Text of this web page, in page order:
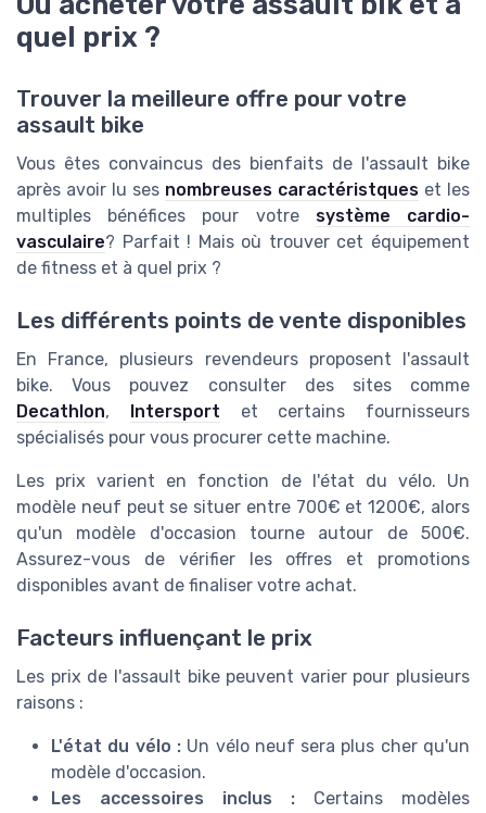
quel prix ?
Trouver la meilleure offre pour votre
assault bike
Vous êtes convaincus des bienfaits de l'assault bike
après avoir lu ses nombreuses caractéristques et les
multiples bénéfices pour votre système cardio-
vasculaire? Parfait ! Mais où trouver cet équipement
de fitness et à quel prix ?
Les différents points de vente disponibles
En France, plusieurs revendeurs proposent l'assault
bike. Vous pouvez consulter des sites comme
Decathlon, Intersport et certains fournisseurs
spécialisés pour vous procurer cette machine.
Les prix varient en fonction de l'état du vélo. Un
modèle neuf peut se situer entre 700€ et 1200€, alors
qu'un modèle d'occasion tourne autour de 500€.
Assurez-vous de vérifier les offres et promotions
disponibles avant de finaliser votre achat.
Facteurs influençant le prix
Les prix de l'assault bike peuvent varier pour plusieurs
raisons :
L'état du vélo :Un vélo neuf sera plus cher qu'un
modèle d'occasion.
Les accessoires inclus : Certains modèles